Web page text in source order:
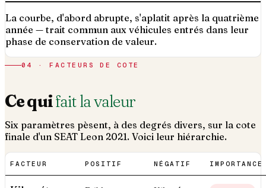
La courbe, d'abord abrupte, s'aplatit après la quatrième
année — trait commun aux véhicules entrés dans leur
phase de conservation de valeur.
04 · FACTEURS DE COTE
Ce quifait la valeur
Six paramètres pèsent, à des degrés divers, sur la cote
finale d'un SEAT Leon 2021. Voici leur hiérarchie.
FACTEUR POSITIF NÉGATIF IMPORTANCE